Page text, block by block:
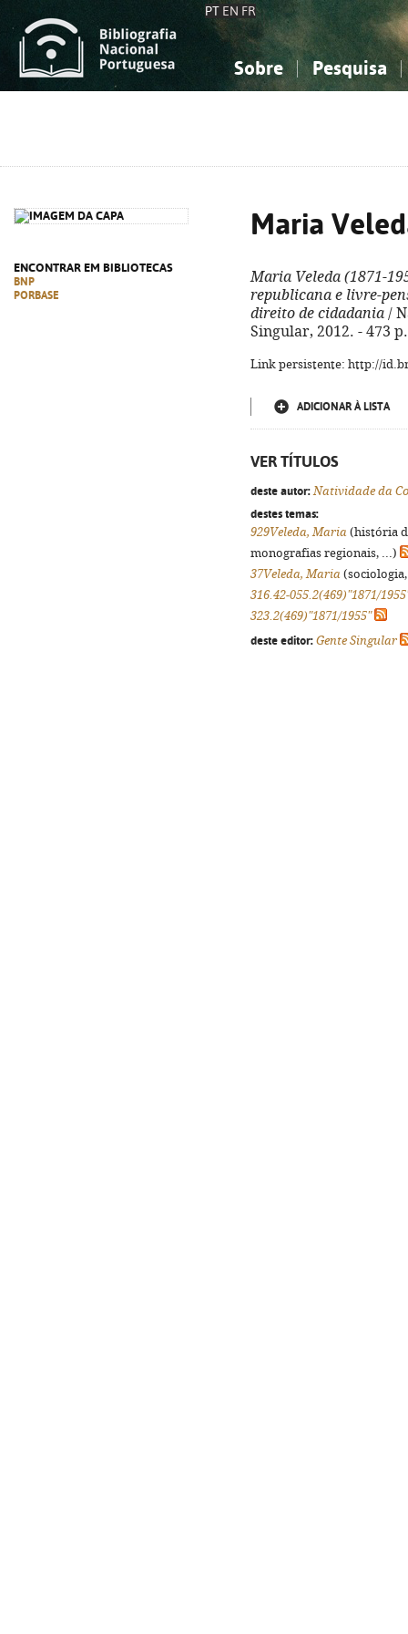
PT EN FR
Sobre Pesquisa
ENCONTRAR EM BIBLIOTECAS
BNP
PORBASE
Maria
Maria Veleda (1871-
republicana e livre-
direito de cidadania /
Singular, 2012. - 473
Link persistente: http://
ADICIONAR À LISTA
VER TÍTULOS
deste autor: Natividade da
destes temas:
929Veleda, Maria (história
monografias regionais, ...)
37Veleda, Maria
316.42-055.2(469)"1871/
323.2(469)"1871/1955"
deste editor: Gente Singular